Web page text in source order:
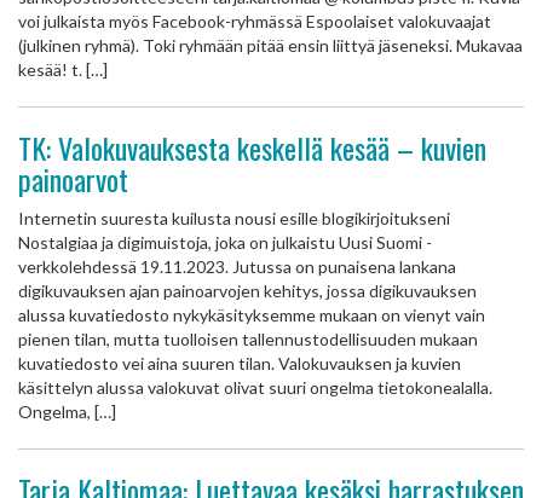
voi julkaista myös Facebook-ryhmässä Espoolaiset valokuvaajat
(julkinen ryhmä). Toki ryhmään pitää ensin liittyä jäseneksi. Mukavaa
kesää! t. […]
TK: Valokuvauksesta keskellä kesää – kuvien
painoarvot
Internetin suuresta kuilusta nousi esille blogikirjoitukseni
Nostalgiaa ja digimuistoja, joka on julkaistu Uusi Suomi -
verkkolehdessä 19.11.2023. Jutussa on punaisena lankana
digikuvauksen ajan painoarvojen kehitys, jossa digikuvauksen
alussa kuvatiedosto nykykäsityksemme mukaan on vienyt vain
pienen tilan, mutta tuolloisen tallennustodellisuuden mukaan
kuvatiedosto vei aina suuren tilan. Valokuvauksen ja kuvien
käsittelyn alussa valokuvat olivat suuri ongelma tietokonealalla.
Ongelma, […]